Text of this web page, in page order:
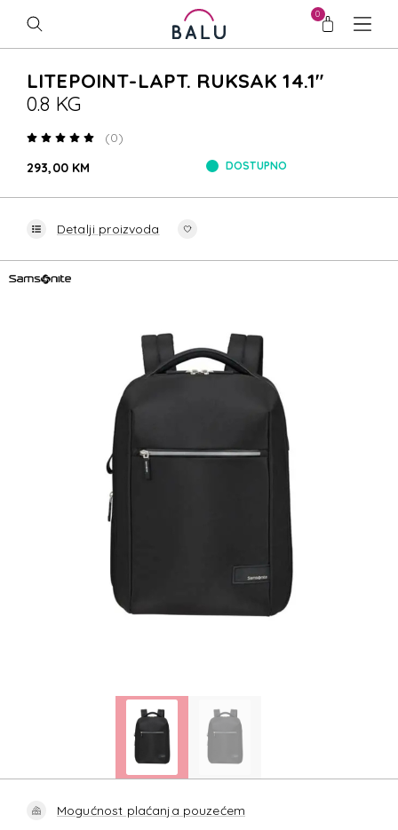
0
LITEPOINT-LAPT. RUKSAK 14.1"
0.8 KG
(0)
293,00 KM
DOSTUPNO
Detalji proizvoda
Mogućnost plaćanja pouzećem